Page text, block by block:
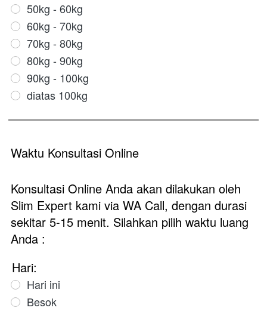
50kg - 60kg
60kg - 70kg
70kg - 80kg
80kg - 90kg
90kg - 100kg
diatas 100kg
Waktu Konsultasi Online
Konsultasi Online Anda akan dilakukan oleh
Slim Expert kami via WA Call, dengan durasi
sekitar 5-15 menit. Silahkan pilih waktu luang
Anda :
Hari:
Hari ini
Besok